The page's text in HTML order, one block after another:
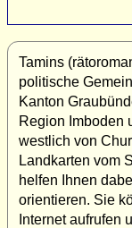
Tamins
politische
Kanton
Region Imboden
westlich von
Landkarten vom
helfen Ihnen
orientieren. Sie
Internet aufrufen